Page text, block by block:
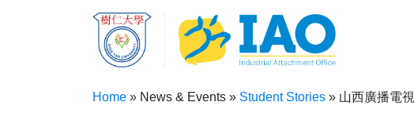
Breadcrumb
Home News & Events Student Stories 山西廣播電